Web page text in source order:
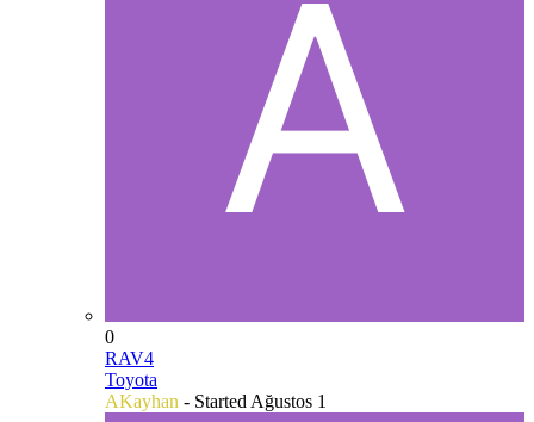
0
RAV4
Toyota
AKayhan - Started Ağustos 1